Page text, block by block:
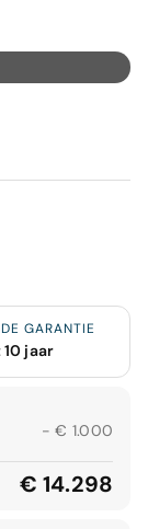
GARANTIE
jaar
- € 1.000
€ 14.298